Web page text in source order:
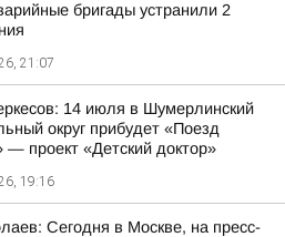
бригады устранили 2
21:07
14 июля в Шумерлинский
округ прибудет «Поезд
— проект «Детский доктор»
19:16
Сегодня в Москве, на пресс-